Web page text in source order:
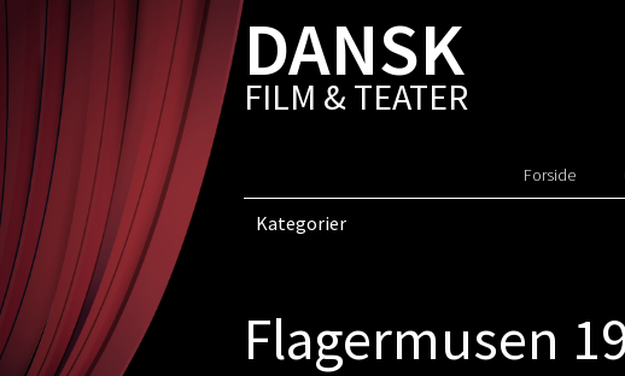
DANSK
FILM & TEATER
Forside
Kategorier
Flagermusen